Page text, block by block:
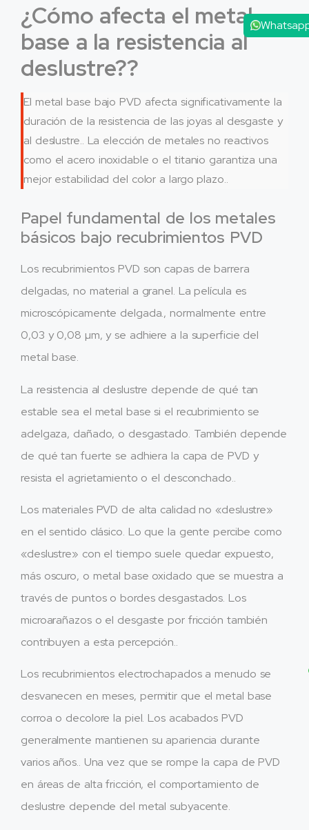
¿Cómo afecta el metal
base a la resistencia al
deslustre??
El metal base bajo PVD afecta significativamente la
duración de la resistencia de las joyas al desgaste y
al deslustre.. La elección de metales no reactivos
como el acero inoxidable o el titanio garantiza una
mejor estabilidad del color a largo plazo..
Papel fundamental de los metales
básicos bajo recubrimientos PVD
Los recubrimientos PVD son capas de barrera
delgadas, no material a granel. La película es
microscópicamente delgada., normalmente entre
0,03 y 0,08 µm, y se adhiere a la superficie del
metal base.
La resistencia al deslustre depende de qué tan
estable sea el metal base si el recubrimiento se
adelgaza, dañado, o desgastado. También depende
de qué tan fuerte se adhiera la capa de PVD y
resista el agrietamiento o el desconchado..
Los materiales PVD de alta calidad no «deslustre»
en el sentido clásico. Lo que la gente percibe como
«deslustre» con el tiempo suele quedar expuesto,
más oscuro, o metal base oxidado que se muestra a
través de puntos o bordes desgastados. Los
microarañazos o el desgaste por fricción también
contribuyen a esta percepción..
Los recubrimientos electrochapados a menudo se
desvanecen en meses, permitir que el metal base
corroa o decolore la piel. Los acabados PVD
generalmente mantienen su apariencia durante
varios años.. Una vez que se rompe la capa de PVD
en áreas de alta fricción, el comportamiento de
deslustre depende del metal subyacente.